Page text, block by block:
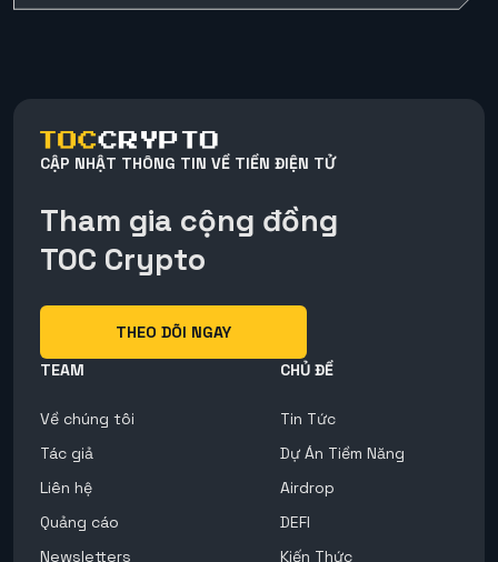
CẬP NHẬT THÔNG TIN VỀ TIỀN ĐIỆN TỬ
Tham gia cộng đồng
TOC Crypto
THEO DÕI NGAY
TEAM
Về chúng tôi
Tác giả
Liên hệ
Quảng cáo
Newsletters
CHỦ ĐỀ
Tin Tức
Dự Án Tiềm Năng
Airdrop
DEFI
Kiến Thức